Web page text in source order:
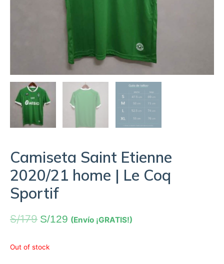
Camiseta Saint Etienne
2020/21 home | Le Coq
Sportif
S/179 S/129 (Envío ¡GRATIS!)
Out of stock